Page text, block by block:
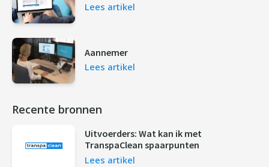
Lees artikel
Aannemer
Lees artikel
Recente bronnen
Uitvoerders: Wat kan ik met
TranspaClean spaarpunten
Lees artikel